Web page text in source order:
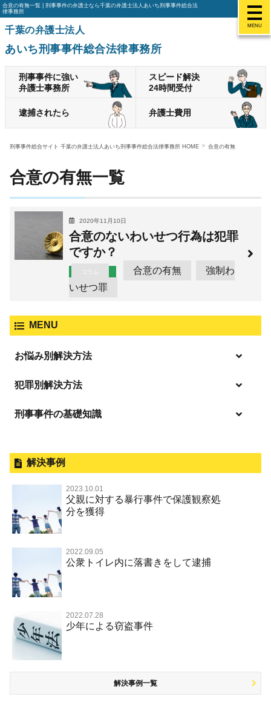
MENU
合意の有無一覧 | 刑事事件の弁護士なら千葉の弁護士法人あいち刑事事件総合法
律事務所
千葉の弁護士法人
あいち刑事事件総合法律事務所
刑事事件に強い
弁護士事務所
スピード解決
24時間受付
逮捕されたら 弁護士費用
刑事事件総合サイト 千葉の弁護士法人あいち刑事事件総合法律事務所 HOME 合意の有無
合意の有無一覧
2020年11月10日
合意のないわいせつ行為は犯罪
ですか？
コラム 合意の有無
強制わ
いせつ罪
MENU
お悩み別解決方法
逮捕の不安や悩み
無実・無罪を証明してほしい
示談で解決してほしい
執行猶予にしてほしい
事件のことを秘密にしたい
被害届・告訴・告発されたら
犯罪別解決方法
事件別－暴力事件
過失致死・過失傷害
器物損壊
脅迫・強要
業務妨害罪
公務執行妨害罪
逮捕・監禁
暴行・傷害
略取・誘拐・人身売買
性犯罪 TOP
淫行・援助交際（児童買春、淫行条例、児童福祉法違反）
不同意性交等罪（旧 強制性交等罪，準強制性交等罪），
監護者性交等罪
不同意わいせつ（旧 強制わいせつ，準強制わいせつ）
公然わいせつ罪，わいせつ物頒布等罪，淫行勧誘罪
児童ポルノ リベンジポルノ
盗撮，のぞき行為
事件別－財産犯
財産犯 TOP
横領 背任
窃盗罪
恐喝
盗品売買・譲り受け等
事件別－薬物事件
薬物事件 TOP
覚せい剤
危険ドラッグ
大麻
麻薬及び向精神薬
事件別－交通違反・交通事故
交通違反・交通事故 TOP
交通事故 交通違反と刑事事件
自転車事故
人身事故・死亡事故
無免許運転
その他 TOP
児童虐待・保護責任者遺棄
住居侵入等
銃刀法違反
ストーカー事件
刑事事件の基礎知識
刑事裁判の概要・手続
公務員の逮捕・刑事事件
控訴・上告
国選弁護士と私選弁護士の違い
司法取引・刑事免責
取調べの注意点
少年事件の手続と特色
少年事件の処分
被害届・告訴・告発の不安や悩み
解決事例
2023.10.01
父親に対する暴行事件で保護観察処
分を獲得
2022.09.05
公衆トイレ内に落書きをして逮捕
2022.07.28
少年による窃盗事件
解決事例一覧